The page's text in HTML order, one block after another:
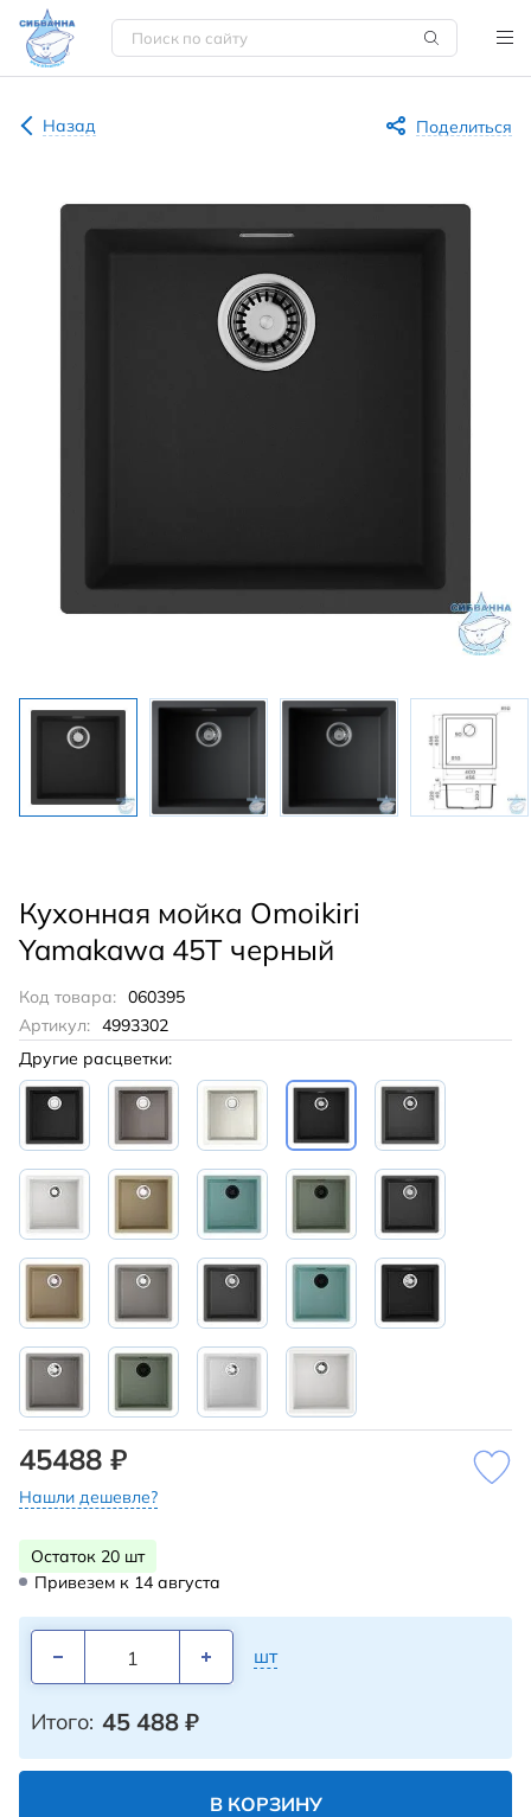
Назад Поделиться
Кухонная мойка Omoikiri
Yamakawa 45T черный
Код товара: 060395
Артикул: 4993302
Другие расцветки:
45488 ₽
Нашли дешевле?
Остаток 20 шт
Привезем к 14 августа
шт
Итого: 45 488 ₽
В КОРЗИНУ